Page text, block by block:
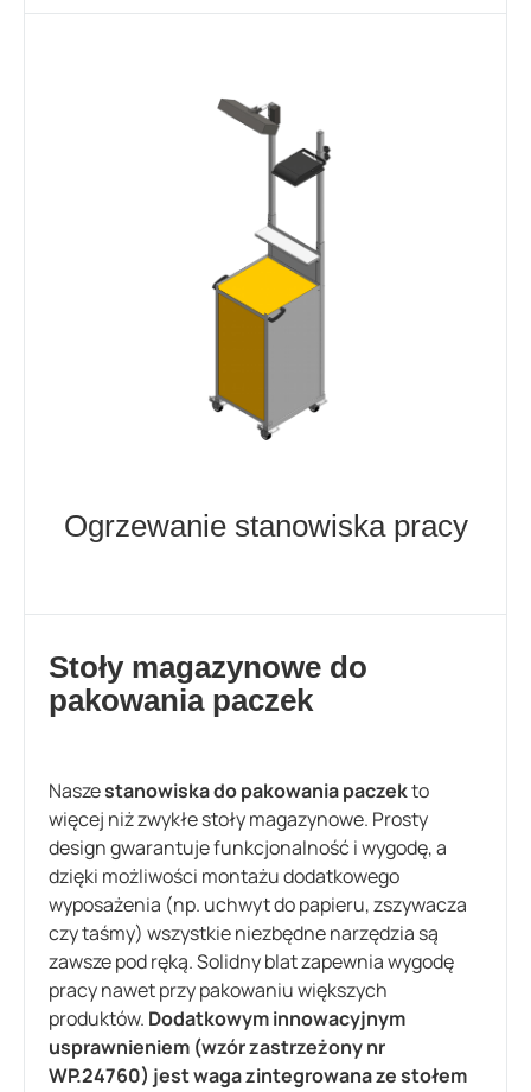
Ogrzewanie stanowiska pracy
Stoły magazynowe do
pakowania paczek
Naszestanowiska do pakowania paczekto
więcej niż zwykłe stoły magazynowe. Prosty
design gwarantuje funkcjonalność i wygodę, a
dzięki możliwości montażu dodatkowego
wyposażenia (np. uchwyt do papieru, zszywacza
czy taśmy) wszystkie niezbędne narzędzia są
zawsze pod ręką. Solidny blat zapewnia wygodę
pracy nawet przy pakowaniu większych
produktów. Dodatkowym innowacyjnym
usprawnieniem (wzór zastrzeżony nr
WP.24760) jest waga zintegrowana ze stołem